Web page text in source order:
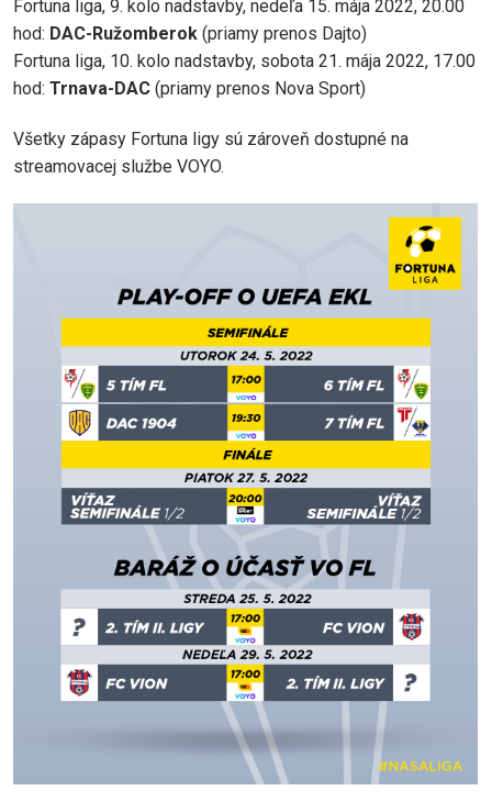
Fortuna liga, 9. kolo nadstavby, nedeľa 15. mája 2022, 20.00
hod: DAC-Ružomberok (priamy prenos Dajto)
Fortuna liga, 10. kolo nadstavby, sobota 21. mája 2022, 17.00
hod: Trnava-DAC (priamy prenos Nova Sport)
Všetky zápasy Fortuna ligy sú zároveň dostupné na
streamovacej službe VOYO.